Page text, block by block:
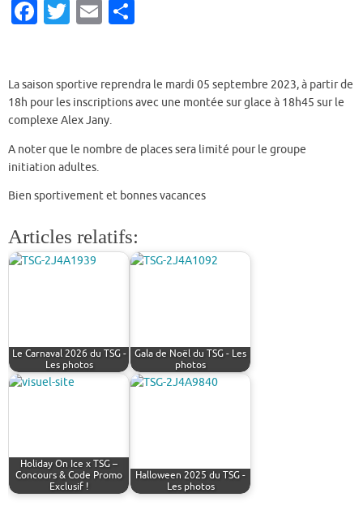
Fa
b
o
o
k
T
te
r
E
l g
er
La saison sportive reprendra le mardi 05 septembre 2023, à partir de
18h pour les inscriptions avec une montée sur glace à 18h45 sur le
complexe Alex Jany.
A noter que le nombre de places sera limité pour le groupe
initiation adultes.
Bien sportivement et bonnes vacances
Articles relatifs:
Le Carnaval 2026 du TSG -
Les photos
Gala de Noël du TSG - Les
photos
Holiday On Ice x TSG –
Concours & Code Promo
Exclusif !
Halloween 2025 du TSG -
Les photos